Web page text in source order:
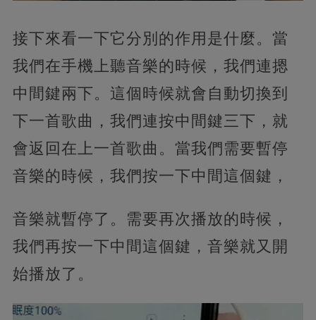
接下來看一下它分別的作用是什麼。 當
我們在手機上聽音樂的時候，我們連摁
中間鍵兩下。這個時候就會自動切換到
下一首歌曲，我們連按中間鍵三下，就
會返回在上一首歌曲。當我們需要暫停
音樂的時候，我們按一下中間這個鍵，
音樂就暫停了。需要再次播放的時候，
我們再按一下中間這個鍵，音樂就又開
始播放了。